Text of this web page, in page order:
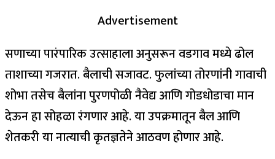
Advertisement
सणाच्या पारंपारिक उत्साहाला अनुसरून वडगाव मध्ये ढोल
ताशाच्या गजरात. बैलाची सजावट. फुलांच्या तोरणांनी गावाची
शोभा तसेच बैलांना पुरणपोळी नैवेद्य आणि गोडधोडाचा मान
देऊन हा सोहळा रंगणार आहे. या उपक्रमातून बैल आणि
शेतकरी या नात्याची कृतज्ञतेने आठवण होणार आहे.